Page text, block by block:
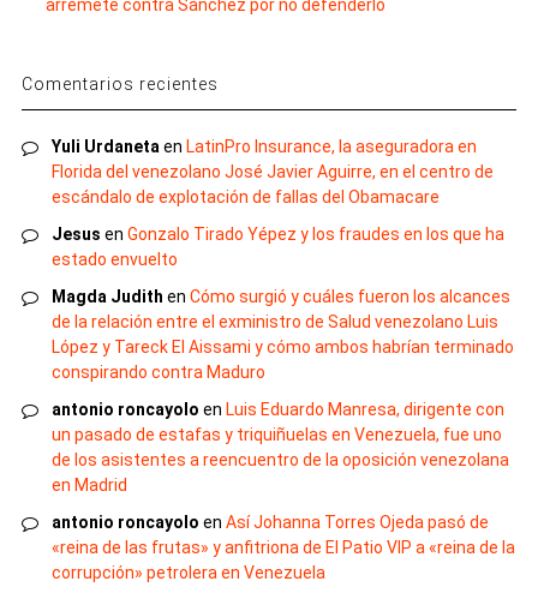
arremete contra Sánchez por no defenderlo
Comentarios recientes
Yuli Urdaneta en LatinPro Insurance, la aseguradora en
Florida del venezolano José Javier Aguirre, en el centro de
escándalo de explotación de fallas del Obamacare
Jesus en Gonzalo Tirado Yépez y los fraudes en los que ha
estado envuelto
Magda Judith en Cómo surgió y cuáles fueron los alcances
de la relación entre el exministro de Salud venezolano Luis
López y Tareck El Aissami y cómo ambos habrían terminado
conspirando contra Maduro
antonio roncayolo en Luis Eduardo Manresa, dirigente con
un pasado de estafas y triquiñuelas en Venezuela, fue uno
de los asistentes a reencuentro de la oposición venezolana
en Madrid
antonio roncayolo en Así Johanna Torres Ojeda pasó de
«reina de las frutas» y anfitriona de El Patio VIP a «reina de la
corrupción» petrolera en Venezuela